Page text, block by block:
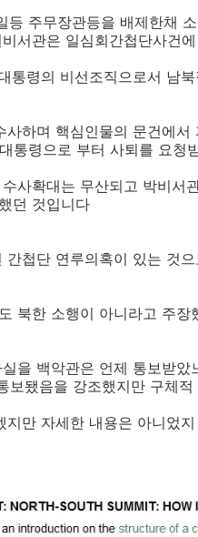
주무장관등을 배제한채
서관은 일심회간첩단사건
통령의 비선조직으로서 남
하며 핵심인물의 문건에
통령으로 부터 사퇴를 요청
사확대는 무산되고 박비서
던 것입니다
첩단 연루의혹이 있는 것
북한 소행이 아니라고 주장
을 백악관은 언제 통보받았
됐음을 강조했지만 구체
만 자세한 내용은 아니었